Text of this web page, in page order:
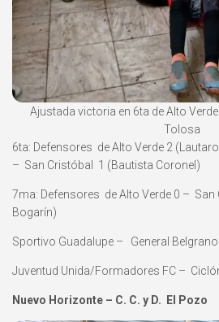
Ajustada victoria en 6ta de Alto
Tolosa
6ta: Defensores de Alto Verde 2
– San Cristóbal 1 (Bautista Coronel)
7ma: Defensores de Alto Verde 0 –
Bogarín)
Sportivo Guadalupe – General
Juventud Unida/Formadores FC –
Nuevo Horizonte – C. C. y D. El Pozo